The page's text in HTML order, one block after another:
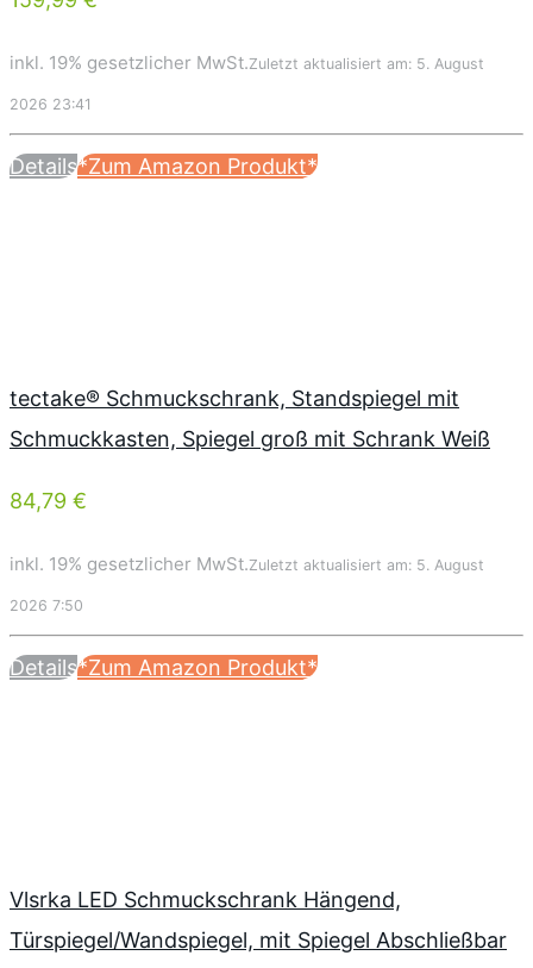
inkl. 19% gesetzlicher MwSt.Zuletzt aktualisiert am: 5. August
2026 23:41
Details*Zum Amazon Produkt*
tectake® Schmuckschrank, Standspiegel mit
Schmuckkasten, Spiegel groß mit Schrank Weiß
84,79 €
inkl. 19% gesetzlicher MwSt.Zuletzt aktualisiert am: 5. August
2026 7:50
Details*Zum Amazon Produkt*
Vlsrka LED Schmuckschrank Hängend,
Türspiegel/Wandspiegel, mit Spiegel Abschließbar